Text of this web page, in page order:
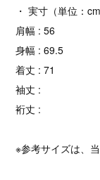
・ 実寸（単位：cm
肩幅 : 56
身幅 : 69.5
着丈 : 71
袖丈 :
裄丈 :
※参考サイズは、